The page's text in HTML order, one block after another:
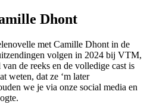
Dhont
met Camille Dhont in de
volgen in 2024 bij VTM,
de reeks en de volledige cast is
weten, dat ze ‘m later
we je via onze social media en